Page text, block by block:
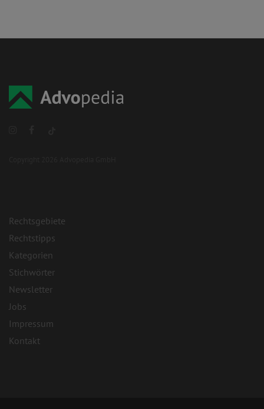
Rechtsgebiete
Rechtstipps
Kategorien
Stichwörter
Newsletter
Jobs
Impressum
Kontakt